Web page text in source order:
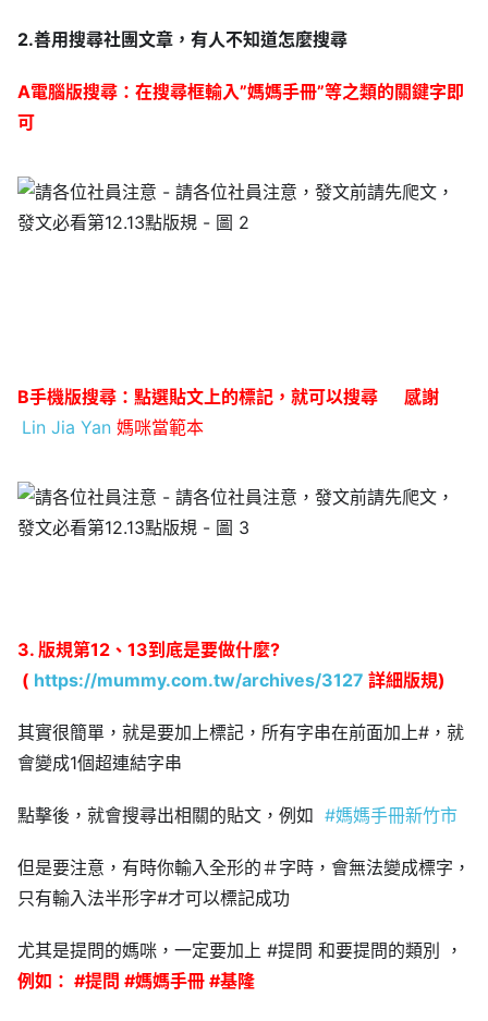
2.善用搜尋社團文章，有人不知道怎麼搜尋
A電腦版搜尋：在搜尋框輸入”媽媽手冊”等之類的關鍵字即
可
B手機版搜尋：點選貼文上的標記，就可以搜尋 感謝
Lin Jia Yan 媽咪當範本
3. 版規第12、13到底是要做什麼?
( https://mummy.com.tw/archives/3127 詳細版規)
其實很簡單，就是要加上標記，所有字串在前面加上#，就
會變成1個超連結字串
點擊後，就會搜尋出相關的貼文，例如 #媽媽手冊新竹市
但是要注意，有時你輸入全形的＃字時，會無法變成標字，
只有輸入法半形字#才可以標記成功
尤其是提問的媽咪，一定要加上 #提問 和要提問的類別 ，
例如： #提問 #媽媽手冊 #基隆